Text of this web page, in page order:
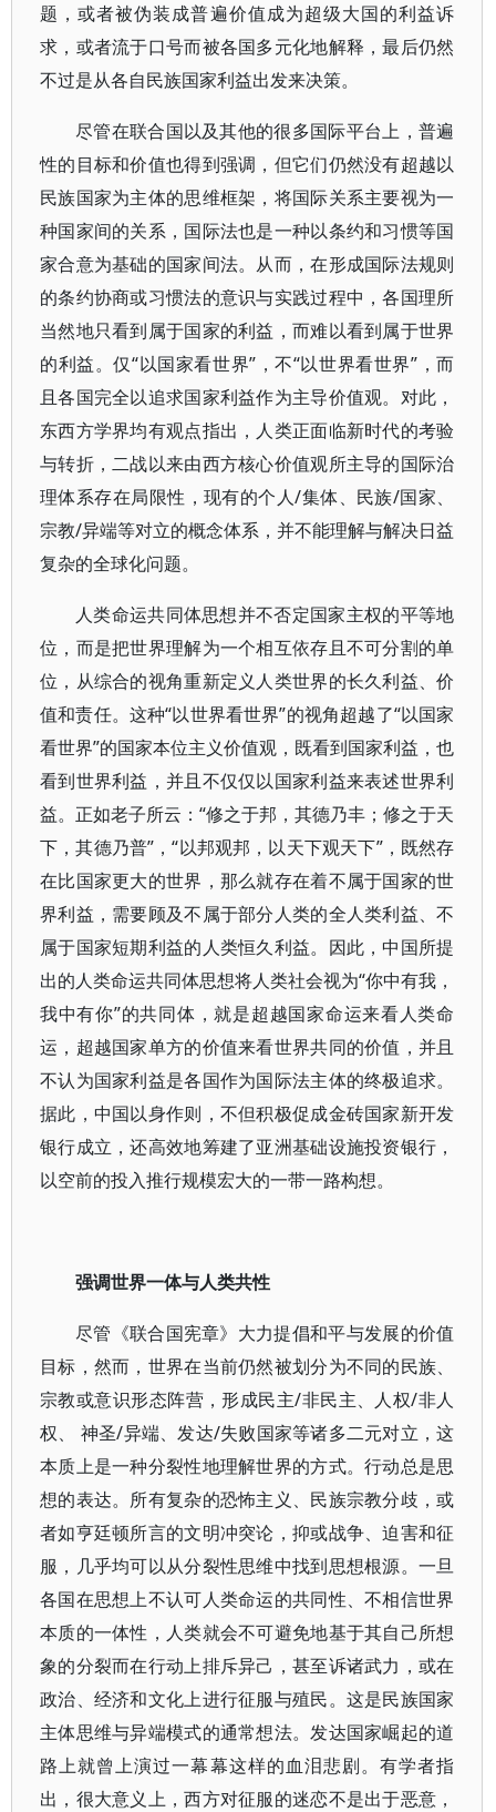
题，或者被伪装成普遍价值成为超级大国的利益诉
求，或者流于口号而被各国多元化地解释，最后仍然
不过是从各自民族国家利益出发来决策。
尽管在联合国以及其他的很多国际平台上，普遍
性的目标和价值也得到强调，但它们仍然没有超越以
民族国家为主体的思维框架，将国际关系主要视为一
种国家间的关系，国际法也是一种以条约和习惯等国
家合意为基础的国家间法。从而，在形成国际法规则
的条约协商或习惯法的意识与实践过程中，各国理所
当然地只看到属于国家的利益，而难以看到属于世界
的利益。仅“以国家看世界”，不“以世界看世界”，而
且各国完全以追求国家利益作为主导价值观。对此，
东西方学界均有观点指出，人类正面临新时代的考验
与转折，二战以来由西方核心价值观所主导的国际治
理体系存在局限性，现有的个人/集体、民族/国家、
宗教/异端等对立的概念体系，并不能理解与解决日益
复杂的全球化问题。
人类命运共同体思想并不否定国家主权的平等地
位，而是把世界理解为一个相互依存且不可分割的单
位，从综合的视角重新定义人类世界的长久利益、价
值和责任。这种“以世界看世界”的视角超越了“以国家
看世界”的国家本位主义价值观，既看到国家利益，也
看到世界利益，并且不仅仅以国家利益来表述世界利
益。正如老子所云：“修之于邦，其德乃丰；修之于天
下，其德乃普”，“以邦观邦，以天下观天下”，既然存
在比国家更大的世界，那么就存在着不属于国家的世
界利益，需要顾及不属于部分人类的全人类利益、不
属于国家短期利益的人类恒久利益。因此，中国所提
出的人类命运共同体思想将人类社会视为“你中有我，
我中有你”的共同体，就是超越国家命运来看人类命
运，超越国家单方的价值来看世界共同的价值，并且
不认为国家利益是各国作为国际法主体的终极追求。
据此，中国以身作则，不但积极促成金砖国家新开发
银行成立，还高效地筹建了亚洲基础设施投资银行，
以空前的投入推行规模宏大的一带一路构想。
强调世界一体与人类共性
尽管《联合国宪章》大力提倡和平与发展的价值
目标，然而，世界在当前仍然被划分为不同的民族、
宗教或意识形态阵营，形成民主/非民主、人权/非人
权、 神圣/异端、发达/失败国家等诸多二元对立，这
本质上是一种分裂性地理解世界的方式。行动总是思
想的表达。所有复杂的恐怖主义、民族宗教分歧，或
者如亨廷顿所言的文明冲突论，抑或战争、迫害和征
服，几乎均可以从分裂性思维中找到思想根源。一旦
各国在思想上不认可人类命运的共同性、不相信世界
本质的一体性，人类就会不可避免地基于其自己所想
象的分裂而在行动上排斥异己，甚至诉诸武力，或在
政治、经济和文化上进行征服与殖民。这是民族国家
主体思维与异端模式的通常想法。发达国家崛起的道
路上就曾上演过一幕幕这样的血泪悲剧。有学者指
出，很大意义上，西方对征服的迷恋不是出于恶意，